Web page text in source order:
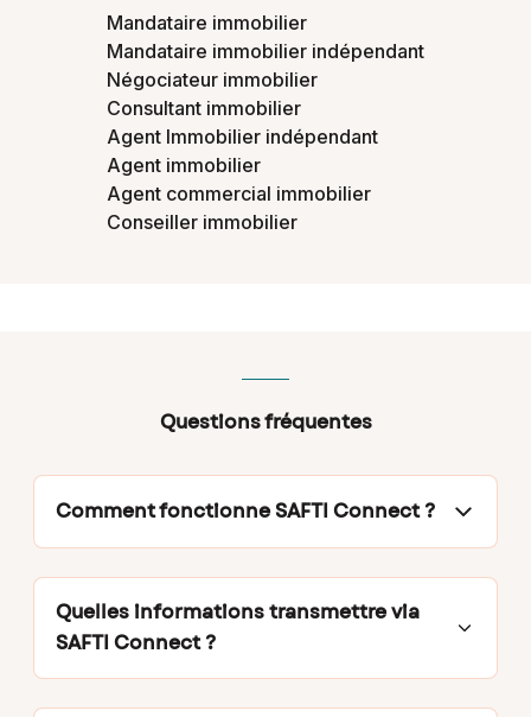
Agent Immobilier indépendant
Agent immobilier
Agent commercial immobilier
Conseiller immobilier
Mandataire immobilier
Mandataire immobilier indépendant
Négociateur immobilier
Consultant immobilier
Questions fréquentes
Comment fonctionne SAFTI Connect ?
Gagnez 875€ en moyenne en partageant des
infos immobilières. Si quelqu'un de votre
entourage souhaite vendre ou acheter un bien
immobilier, téléchargez l'appli SAFTI Connect
et transmettez l'information à un conseiller
SAFTI proche de chez vous. Si le projet
Quelles informations transmettre via
SAFTI Connect ?
Vous connaissez quelqu'un qui souhaite
vendre ou bien acheter un bien immobilier